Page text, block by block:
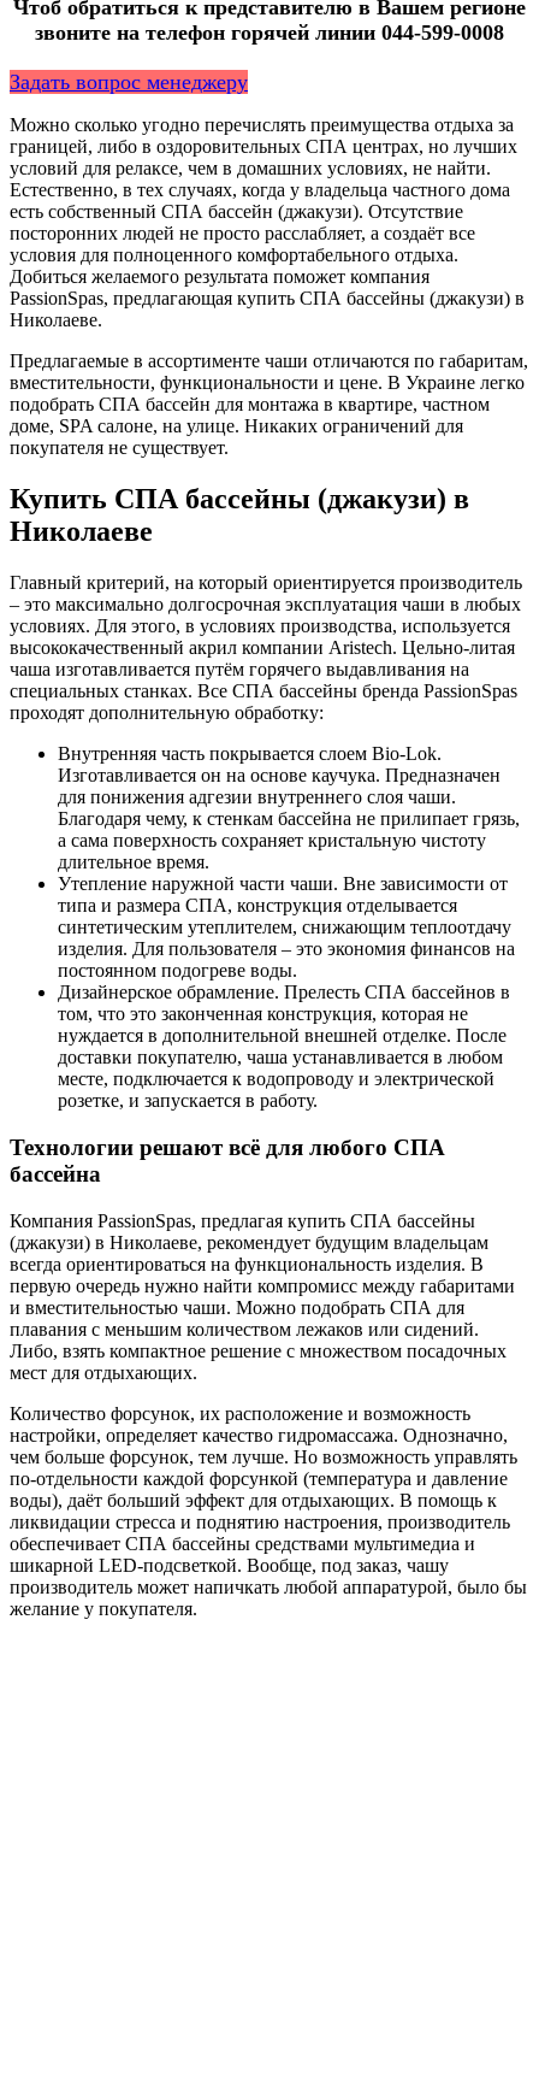
Чтоб обратиться к представителю в Вашем регионе
звоните на телефон горячей линии ‎044-599-0008
Задать вопрос менеджеру
Можно сколько угодно перечислять преимущества отдыха за
границей, либо в оздоровительных СПА центрах, но лучших
условий для релаксе, чем в домашних условиях, не найти.
Естественно, в тех случаях, когда у владельца частного дома
есть собственный СПА бассейн (джакузи). Отсутствие
посторонних людей не просто расслабляет, а создаёт все
условия для полноценного комфортабельного отдыха.
Добиться желаемого результата поможет компания
PassionSpas, предлагающая купить СПА бассейны (джакузи) в
Николаеве.
Предлагаемые в ассортименте чаши отличаются по габаритам,
вместительности, функциональности и цене. В Украине легко
подобрать СПА бассейн для монтажа в квартире, частном
доме, SPA салоне, на улице. Никаких ограничений для
покупателя не существует.
Купить СПА бассейны (джакузи) в
Николаеве
Главный критерий, на который ориентируется производитель
– это максимально долгосрочная эксплуатация чаши в любых
условиях. Для этого, в условиях производства, используется
высококачественный акрил компании Aristech. Цельно-литая
чаша изготавливается путём горячего выдавливания на
специальных станках. Все СПА бассейны бренда PassionSpas
проходят дополнительную обработку:
Внутренняя часть покрывается слоем Bio-Lok.
Изготавливается он на основе каучука. Предназначен
для понижения адгезии внутреннего слоя чаши.
Благодаря чему, к стенкам бассейна не прилипает грязь,
а сама поверхность сохраняет кристальную чистоту
длительное время.
Утепление наружной части чаши. Вне зависимости от
типа и размера СПА, конструкция отделывается
синтетическим утеплителем, снижающим теплоотдачу
изделия. Для пользователя – это экономия финансов на
постоянном подогреве воды.
Дизайнерское обрамление. Прелесть СПА бассейнов в
том, что это законченная конструкция, которая не
нуждается в дополнительной внешней отделке. После
доставки покупателю, чаша устанавливается в любом
месте, подключается к водопроводу и электрической
розетке, и запускается в работу.
Технологии решают всё для любого СПА
бассейна
Компания PassionSpas, предлагая купить СПА бассейны
(джакузи) в Николаеве, рекомендует будущим владельцам
всегда ориентироваться на функциональность изделия. В
первую очередь нужно найти компромисс между габаритами
и вместительностью чаши. Можно подобрать СПА для
плавания с меньшим количеством лежаков или сидений.
Либо, взять компактное решение с множеством посадочных
мест для отдыхающих.
Количество форсунок, их расположение и возможность
настройки, определяет качество гидромассажа. Однозначно,
чем больше форсунок, тем лучше. Но возможность управлять
по-отдельности каждой форсункой (температура и давление
воды), даёт больший эффект для отдыхающих. В помощь к
ликвидации стресса и поднятию настроения, производитель
обеспечивает СПА бассейны средствами мультимедиа и
шикарной LED-подсветкой. Вообще, под заказ, чашу
производитель может напичкать любой аппаратурой, было бы
желание у покупателя.